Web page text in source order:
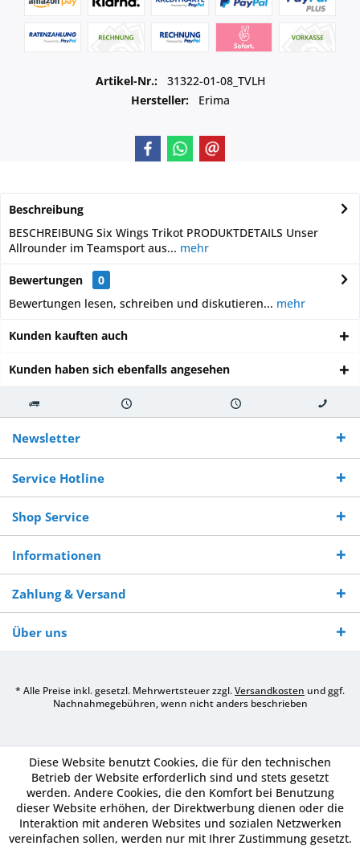
Artikel-Nr.:
31322-01-08_TVLH
Hersteller:
Erima
Beschreibung
BESCHREIBUNG Six Wings Trikot PRODUKTDETAILS Unser
Allrounder im Teamsport aus... mehr
Bewertungen
0
Bewertungen lesen, schreiben und diskutieren... mehr
Kunden kauften auch
Kunden haben sich ebenfalls angesehen
Kostenloser
Versand ab €
250,-
Versand innerhalb von Versand von So erreichen
Sie uns 0160
970 511 90
Newsletter
Service Hotline
Shop Service
Informationen
Zahlung & Versand
Über uns
* Alle Preise inkl. gesetzl. Mehrwertsteuer zzgl.Versandkosten und ggf.
Nachnahmegebühren, wenn nicht anders beschrieben
Diese Website benutzt Cookies, die für den technischen
Betrieb der Website erforderlich sind und stets gesetzt
werden. Andere Cookies, die den Komfort bei Benutzung
dieser Website erhöhen, der Direktwerbung dienen oder die
Interaktion mit anderen Websites und sozialen Netzwerken
vereinfachen sollen, werden nur mit Ihrer Zustimmung gesetzt.